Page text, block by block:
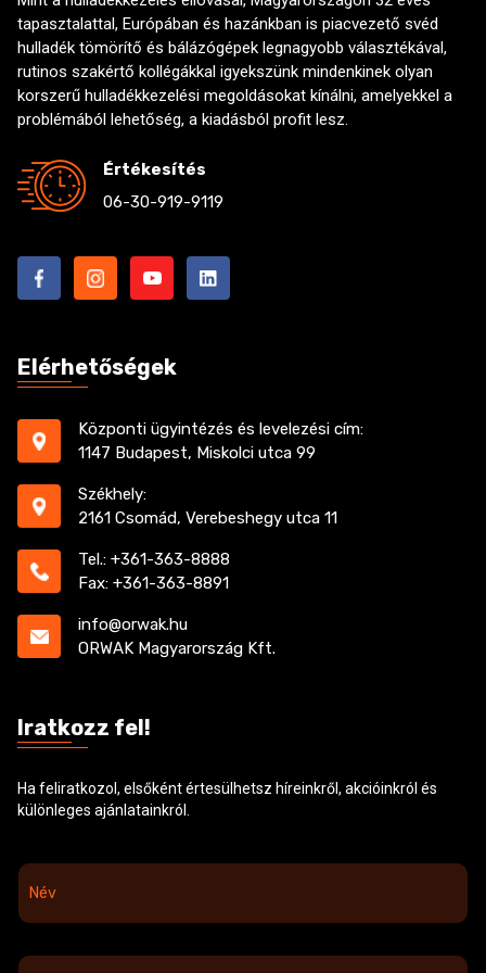
tapasztalattal, Európában és hazánkban is piacvezető svéd
hulladék tömörítő és bálázógépek legnagyobb választékával,
rutinos szakértő kollégákkal igyekszünk mindenkinek olyan
korszerű hulladékkezelési megoldásokat kínálni, amelyekkel a
problémából lehetőség, a kiadásból profit lesz.
Értékesítés
06-30-919-9119
Elérhetőségek
Központi ügyintézés és levelezési cím:
1147 Budapest, Miskolci utca 99
Székhely:
2161 Csomád, Verebeshegy utca 11
Tel.: +361-363-8888
Fax: +361-363-8891
info@orwak.hu
ORWAK Magyarország Kft.
Iratkozz fel!
Ha feliratkozol, elsőként értesülhetsz híreinkről, akcióinkról és
különleges ajánlatainkról.
N
v
E